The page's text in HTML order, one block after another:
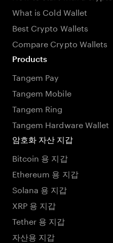
What is Cold Wallet
Best Crypto Wallets
Compare Crypto Wallets
Products
Tangem Pay
Tangem Mobile
Tangem Ring
Tangem Hardware Wallet
암호화 자산 지갑
Bitcoin 용 지갑
Ethereum 용 지갑
Solana 용 지갑
XRP 용 지갑
Tether 용 지갑
자산용 지갑